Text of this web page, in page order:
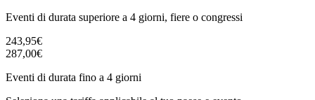
Eventi di durata superiore a 4 giorni, fiere o congressi
243,95€
287,00€
Eventi di durata fino a 4 giorni